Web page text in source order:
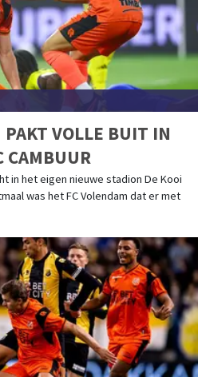
PAKT VOLLE BUIT IN
CAMBUUR
in het eigen nieuwe stadion De Kooi
was het FC Volendam dat er met